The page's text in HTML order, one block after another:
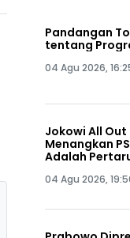
Pandangan
tentang
04 Agu 2026,
Jokowi All Out
Menangkan
Adalah
04 Agu 2026,